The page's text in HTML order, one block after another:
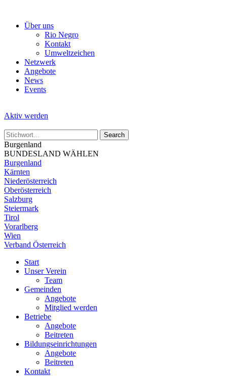
Über uns
Rio Negro
Kontakt
Umweltzeichen
Netzwerk
Angebote
News
Events
Aktiv werden
Burgenland
BUNDESLAND WÄHLEN
Burgenland
Kärnten
Niederösterreich
Oberösterreich
Salzburg
Steiermark
Tirol
Vorarlberg
Wien
Verband Österreich
Start
Unser Verein
Team
Gemeinden
Angebote
Mitglied werden
Betriebe
Angebote
Beitreten
Bildungseinrichtungen
Angebote
Beitreten
Kontakt